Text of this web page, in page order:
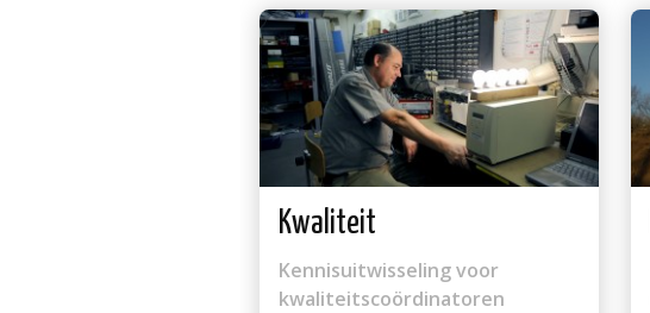
Kwaliteit
Kennisuitwisseling voor
kwaliteitscoördinatoren